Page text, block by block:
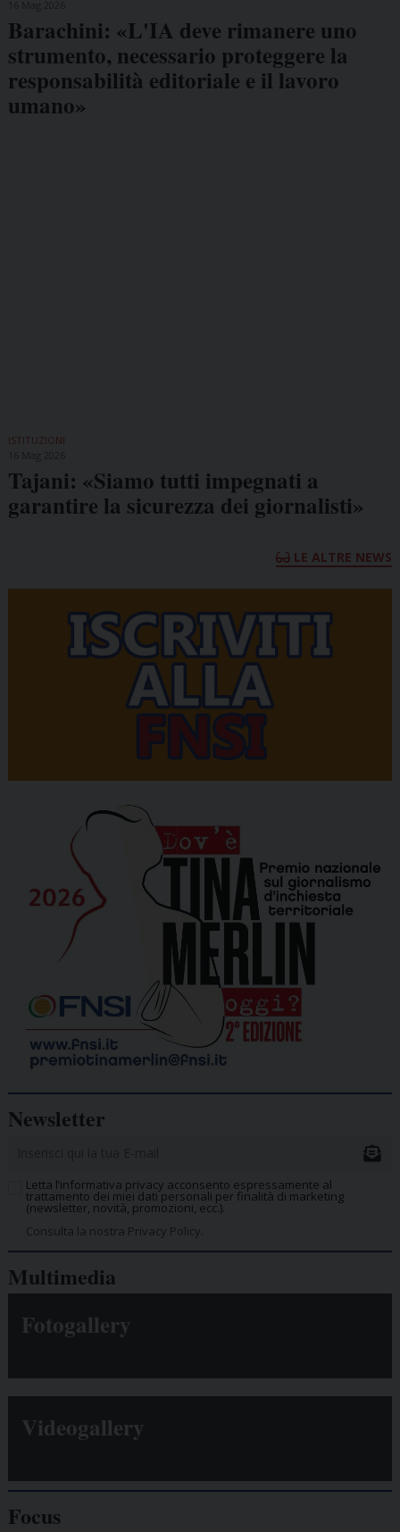
Barachini: «L'IA deve rimanere uno
strumento, necessario proteggere la
responsabilità editoriale e il lavoro
umano»
ISTITUZIONI
Tajani: «Siamo tutti impegnati a
garantire la sicurezza dei giornalisti»
LE ALTRE NEWS
Newsletter
Letta l’informativa privacy acconsento espressamente al
trattamento dei miei dati personali per finalità di marketing
(newsletter, novità, promozioni, ecc.).
Consulta la nostra Privacy Policy.
Multimedia
Fotogallery
Videogallery
Focus